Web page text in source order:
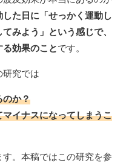
た日に「せっかく運動し
みよう」という感じで、
効果のことです。
研究では
のか？
イナスになってしまうこ
。本稿ではこの研究を参